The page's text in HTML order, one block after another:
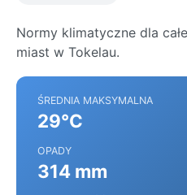
Normy klimatyczne dla
miast w Tokelau.
ŚREDNIA MAKSYMALNA
29°C
OPADY
314 mm